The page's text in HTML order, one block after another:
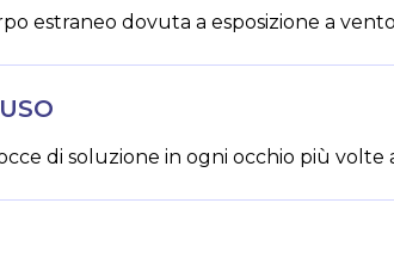
estraneo dovuta a esposizione a
di soluzione in ogni occhio più volte